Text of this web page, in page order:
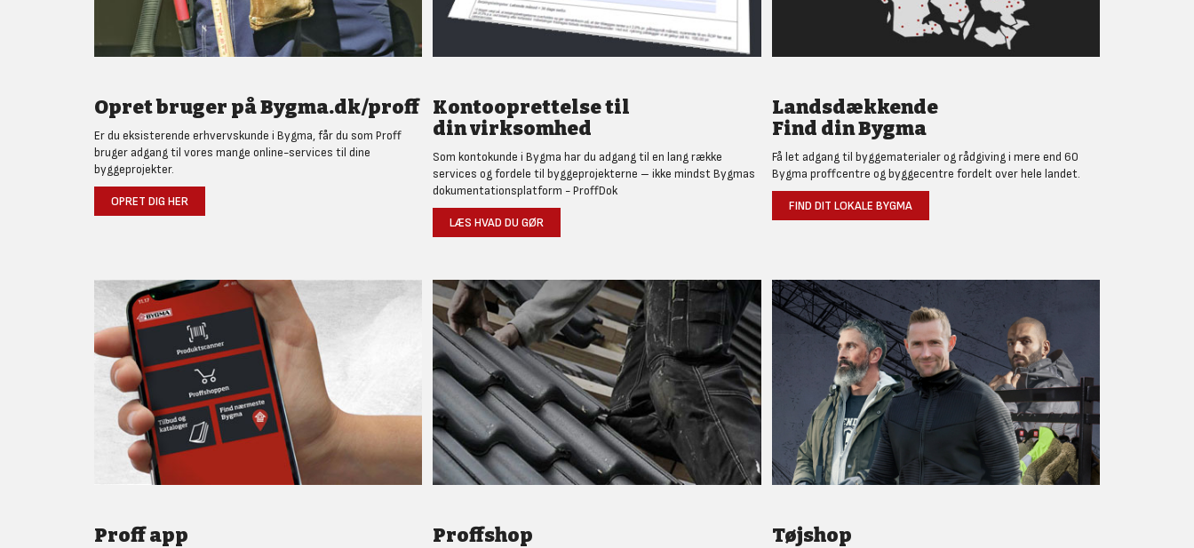
Opret bruger på Bygma.dk/proff
Er du eksisterende erhvervskunde i Bygma, får du som Proff
bruger adgang til vores mange online-services til dine
byggeprojekter.
OPRET DIG HER
Kontooprettelse til
din virksomhed
Som kontokunde i Bygma har du adgang til en lang række
services og fordele til byggeprojekterne – ikke mindst Bygmas
dokumentationsplatform - ProffDok
LÆS HVAD DU GØR
Landsdækkende
Find din Bygma
Få let adgang til byggematerialer og rådgiving i mere end 60
Bygma proffcentre og byggecentre fordelt over hele landet.
FIND DIT LOKALE BYGMA
Proff app Proffshop Tøjshop